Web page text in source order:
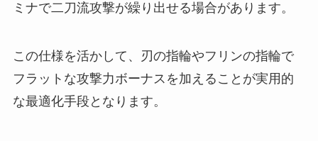
ミナで二刀流攻撃が繰り出せる場合があります。
この仕様を活かして、刃の指輪やフリンの指輪で
フラットな攻撃力ボーナスを加えることが実用的
な最適化手段となります。